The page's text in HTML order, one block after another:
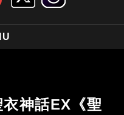
神話EX《聖